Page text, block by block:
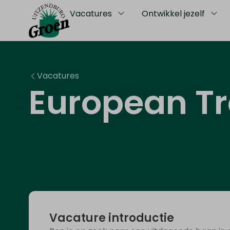
Vacatures Ontwikkel jezelf
Vacatures
European
Vacature introductie